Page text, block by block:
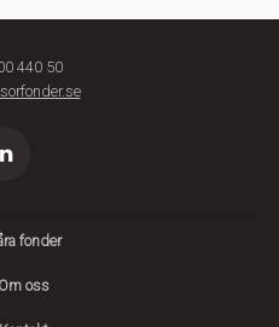
440 50
fonder
Om oss